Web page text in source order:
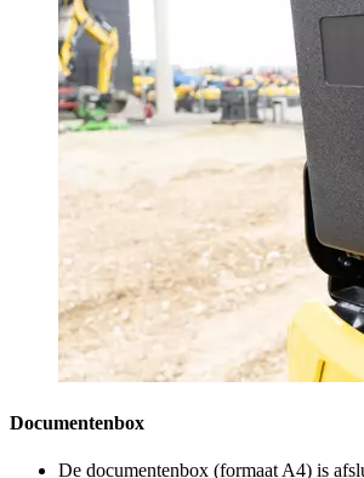
Documentenbox
De documentenbox (formaat A4) is